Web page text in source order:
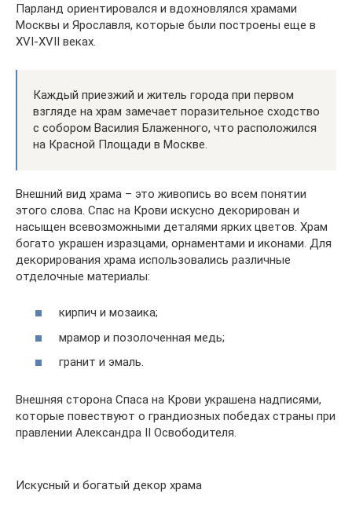
Парланд ориентировался и вдохновлялся храмами
Москвы и Ярославля, которые были построены еще в
XVI-XVII веках.
Каждый приезжий и житель города при первом
взгляде на храм замечает поразительное сходство
с собором Василия Блаженного, что расположился
на Красной Площади в Москве.
Внешний вид храма – это живопись во всем понятии
этого слова. Спас на Крови искусно декорирован и
насыщен всевозможными деталями ярких цветов. Храм
богато украшен изразцами, орнаментами и иконами. Для
декорирования храма использовались различные
отделочные материалы:
кирпич и мозаика;
мрамор и позолоченная медь;
гранит и эмаль.
Внешняя сторона Спаса на Крови украшена надписями,
которые повествуют о грандиозных победах страны при
правлении Александра II Освободителя.
Искусный и богатый декор храма